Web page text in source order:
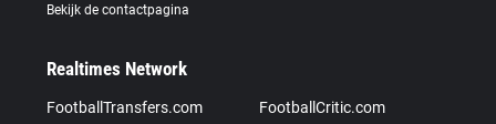
Bekijk de contactpagina
Realtimes Network
FootballTransfers.com
FootballCritic.com